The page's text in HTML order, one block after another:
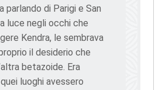
parlando di Parigi e San
luce negli occhi che
Kendra, le sembrava
il desiderio che
betazoide. Era
luoghi avessero